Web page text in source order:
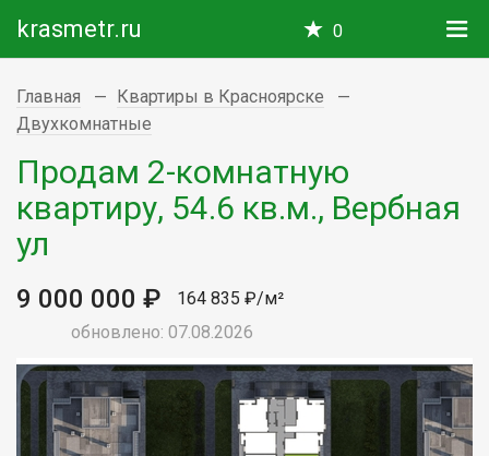
krasmetr.ru 0
Главная
Квартиры в Красноярске
Двухкомнатные
Продам 2-комнатную
квартиру, 54.6 кв.м., Вербная
ул
9 000 000 ₽
164 835 ₽/м²
обновлено: 07.08.2026